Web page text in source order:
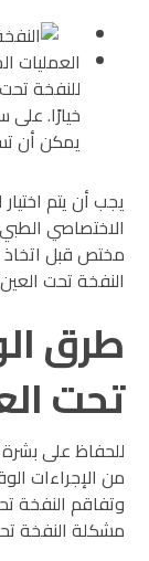
العمليات
للنفخة
خيارًا. على
يمكن أن
يجب أن يتم
الاختصاصي
مختص قبل اتخاذ
النفخة تحت
طرق
تحت
للحفاظ على
من الإجراءات
وتفاقم النفخة
مشكلة النفخة